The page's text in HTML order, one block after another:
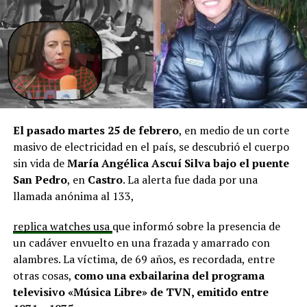
aprobadas que aún esperan financiamiento, como la
infraestructura del Club Deportivo Bernardo O’Higgins
y el cierre perimetral del Club Deportivo Aucar, obras
fundamentales para el desarrollo comunitario.
El alcalde de Quemchi, Javier Ugarte, expresó una
situación similar, señalando que en su comuna tienen
proyectos elegibles tanto en PMU como en PMB, pero
que hasta la fecha no han recibido respuesta clara sobre
si se entregarán los recursos.“Preocupa esta situación,
estos son proyectos que vienen trabajándose desde
hace tiempo y que hoy están en riesgo por la falta de
En la comuna deCuraco de Vélez, la alcaldesa Javiera
Yáñezindicó que históricamente la Subdere ha apoyado
a los municipios en diversos proyectos y que confía en
que durante el año se asignen nuevos recursos, aunque
El pasado martes 25 de febrero, en medio de un corte
masivo de electricidad en el país, se descubrió el cuerpo
sin vida deMaría Angélica Ascuí Silvabajo el puente
San Pedro, en Castro. La alerta fue dada por una
llamada anónima al 133,
replica watches usa que informó sobre la presencia de
un cadáver envuelto en una frazada y amarrado con
alambres. La víctima, de 69 años, es recordada, entre
otras cosas, como una exbailarina del programa
televisivo «Música Libre» de TVN, emitido entre